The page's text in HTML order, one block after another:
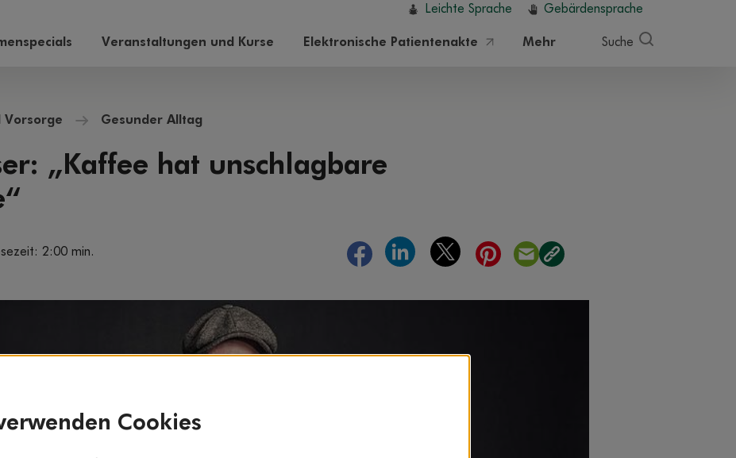
Leichte Sprache Gebärdensprache
Veranstaltungen und Kurse Elektronische Patientenakte Mehr Suche
Vorsorge Gesunder Alltag
„Kaffee hat unschlagbare
2:00 min.
Cookies